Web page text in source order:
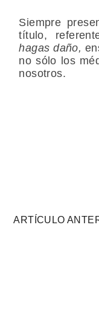
Siempre
título,
hagas daño,
no sólo los
nosotros.
ARTÍCULO